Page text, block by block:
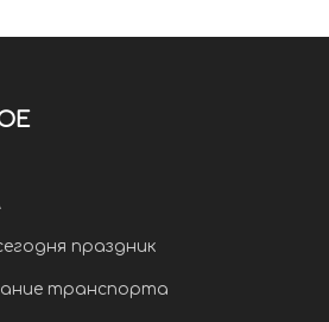
праздник
транспорта